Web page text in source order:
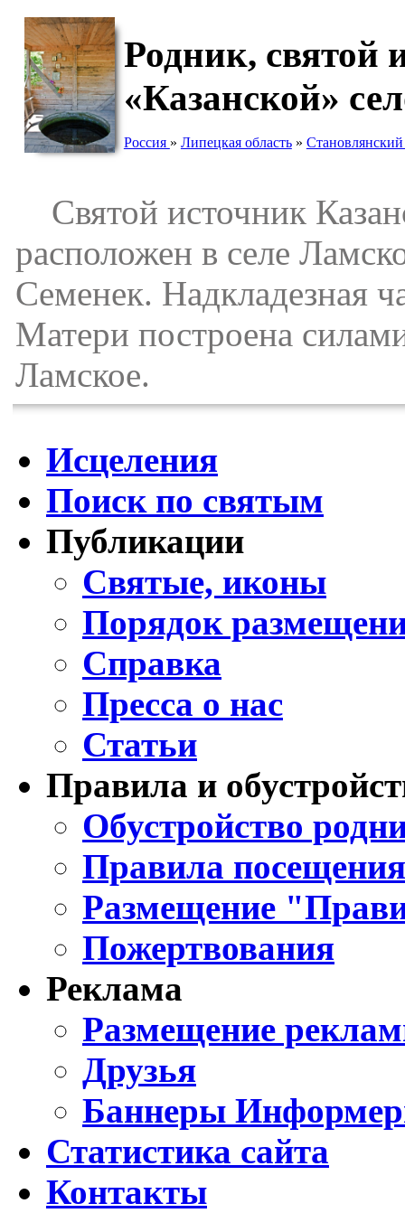
Родник, святой
«Казанской»
Россия » Липецкая область»
Святой источник
расположен в селе
Семенек. Надкладезная
Матери построена
Ламское.
Исцеления
Поиск по святым
Публикации
Святые, иконы
Порядок
Справка
Пресса о нас
Статьи
Правила и
Обустройство
Правила
Размещение
Пожертвования
Реклама
Размещение
Друзья
Баннеры
Статистика сайта
Контакты